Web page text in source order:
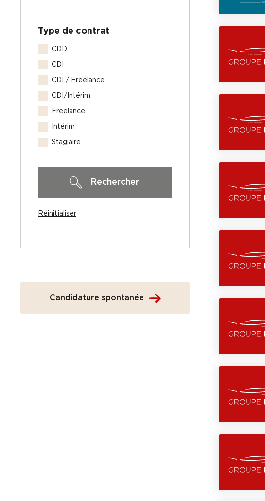
Type de contrat
Type de contrat
CDD
CDI
CDI / Freelance
CDI/Intérim
Freelance
Intérim
Stagiaire
Rechercher
Réinitialiser
Candidature spontanée